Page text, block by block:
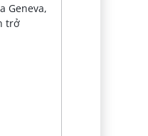
Geneva,
trở